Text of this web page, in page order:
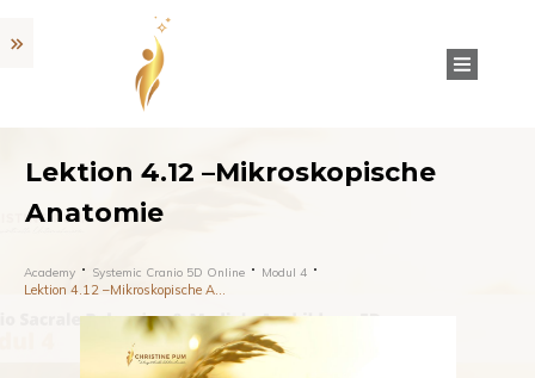
Lektion 4.12 –Mikroskopische
Anatomie
Academy Systemic Cranio 5D Online Modul 4
Lektion 4.12 –Mikroskopische Anatomie